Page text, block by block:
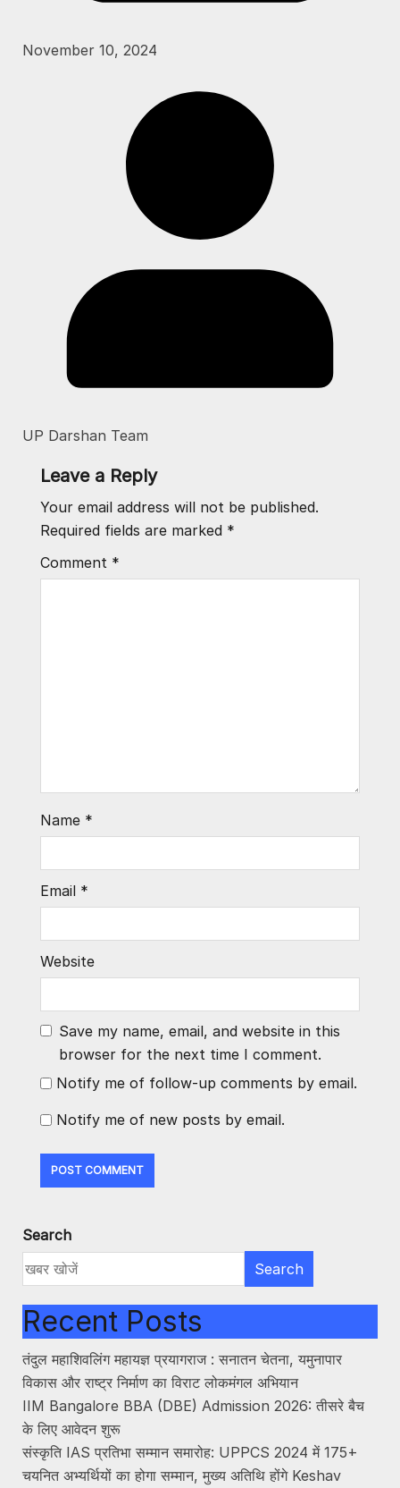
November 10, 2024
UP Darshan Team
Leave a Reply
Your email address will not be published.
Required fields are marked *
Comment *
Name *
Email *
Website
Save my name, email, and website in this
browser for the next time I comment.
Notify me of follow-up comments by email.
Notify me of new posts by email.
Search
Search
Recent Posts
तंदुल महाशिवलिंग महायज्ञ प्रयागराज : सनातन चेतना, यमुनापार
विकास और राष्ट्र निर्माण का विराट लोकमंगल अभियान
IIM Bangalore BBA (DBE) Admission 2026: तीसरे बैच
के लिए आवेदन शुरू
संस्कृति IAS प्रतिभा सम्मान समारोह: UPPCS 2024 में 175+
चयनित अभ्यर्थियों का होगा सम्मान, मुख्य अतिथि होंगे Keshav